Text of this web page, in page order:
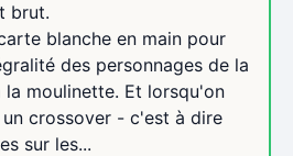
brut.
blanche en main pour
des personnages de la
la moulinette. Et lorsqu'on
crossover - c'est à dire
sur les...